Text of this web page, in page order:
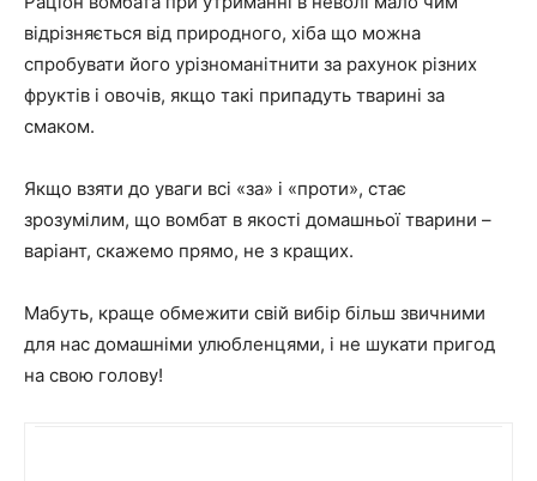
відрізняється від природного, хіба що можна
спробувати його урізноманітнити за рахунок різних
фруктів і овочів, якщо такі припадуть тварині за
смаком.
Якщо взяти до уваги всі «за» і «проти», стає
зрозумілим, що вомбат в якості домашньої тварини –
варіант, скажемо прямо, не з кращих.
Мабуть, краще обмежити свій вибір більш звичними
для нас домашніми улюбленцями, і не шукати пригод
на свою голову!